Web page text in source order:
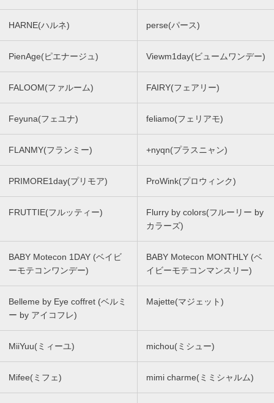
HARNE(ハルネ) perse(パース)
PienAge(ピエナージュ) Viewm1day(ビュームワンデー)
FALOOM(ファルーム) FAIRY(フェアリー)
Feyuna(フェユナ) feliamo(フェリアモ)
FLANMY(フランミー) +nyqn(プラスニャン)
PRIMORE1day(プリモア) ProWink(プロウィンク)
FRUTTIE(フルッティー)
Flurry by colors(フルーリー by
カラーズ)
BABY Motecon 1DAY (ベイビ
ーモテコンワンデー)
BABY Motecon MONTHLY (ベ
イビーモテコンマンスリー)
Belleme by Eye coffret (ベルミ
ー by アイコフレ)
Majette(マジェット)
MiiYuu(ミィーユ) michou(ミシュー)
Mifee(ミフェ) mimi charme(ミミシャルム)